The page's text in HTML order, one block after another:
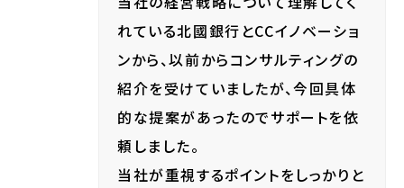
れている北國銀行とCCイノベーショ
ンから、以前からコンサルティングの
紹介を受けていましたが、今回具体
的な提案があったのでサポートを依
頼しました。
当社が重視するポイントをしっかりと